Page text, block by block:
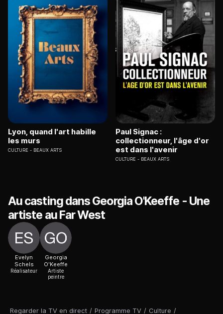
Regarder la TV en direct / Programme TV / Culture /
Lyon, quand l'art habille
les murs
CULTURE BEAUX ARTS
Paul Signac :
collectionneur, l'âge d'or
est dans l'avenir
CULTURE BEAUX ARTS
Au casting dans Georgia O'Keeffe - Une
artiste au Far West
Evelyn
Schels
Réalisateur
Georgia
O'Keeffe
Artiste
peintre